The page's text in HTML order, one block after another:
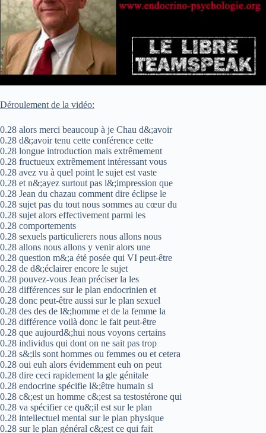
Déroulement de la vidéo:
0.28 alors merci beaucoup à je Chau d&;avoir
0.28 d&;avoir tenu cette conférence cette
0.28 longue introduction mais extrêmement
0.28 fructueux extrêmement intéressant vous
0.28 avez vu à quel point le sujet est vaste
0.28 et n&;ayez surtout pas l&;impression que
0.28 Jean du chazau comment dire éclipse le
0.28 sujet pas du tout nous sommes au cœur du
0.28 sujet alors effectivement parmi les
0.28 comportements
0.28 sexuels particulierers nous allons nous
0.28 allons nous allons y venir alors une
0.28 question m&;a été posée qui VI peut-être
0.28 de d&;éclairer encore le sujet
0.28 pouvez-vous Jean préciser la les
0.28 différences sur le plan endocrinien et
0.28 donc peut-être aussi sur le plan sexuel
0.28 des des de l&;homme et de la femme la
0.28 différence voilà donc le fait peut-être
0.28 que aujourd&;hui nous voyons certains
0.28 individus qui dont on ne sait pas trop
0.28 s&;ils sont hommes ou femmes ou et cetera
0.28 oui euh alors évidemment euh on peut
0.28 dire ceci rapidement la gle génitale
0.28 endocrine spécifie l&;être humain si
0.28 c&;est un homme c&;est sa testostérone qui
0.28 va spécifier ce qu&;il est sur le plan
0.28 intellectuel mental sur le plan physique
0.28 sur le plan général c&;est ce qui fait